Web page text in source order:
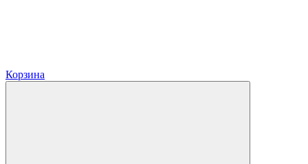
Корзина